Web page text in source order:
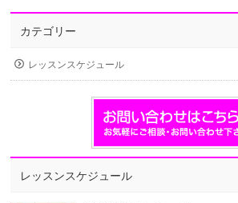
カテゴリー
レッスンスケジュール
レッスンスケジュール